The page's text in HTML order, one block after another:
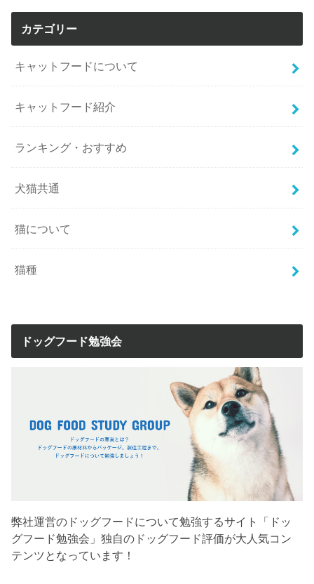
カテゴリー
キャットフードについて
キャットフード紹介
ランキング・おすすめ
犬猫共通
猫について
猫種
ドッグフード勉強会
弊社運営のドッグフードについて勉強するサイト「ドッ
グフード勉強会」独自のドッグフード評価が大人気コン
テンツとなっています！